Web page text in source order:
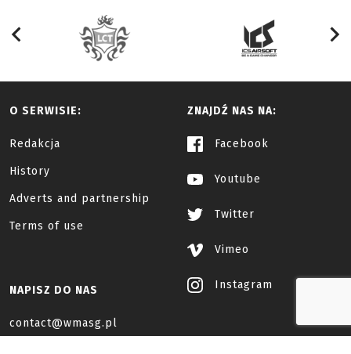
O SERWISIE:
Redakcja
History
Adverts and partnership
Terms of use
ZNAJDŹ NAS NA:
Facebook
Youtube
Twitter
Vimeo
Instagram
NAPISZ DO NAS
contact@wmasg.pl